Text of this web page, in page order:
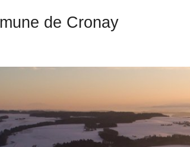
de Cronay